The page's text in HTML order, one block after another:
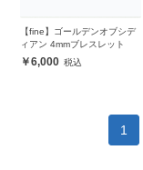
【fine】ゴールデンオブシデ
ィアン 4mmブレスレット
6,000
1